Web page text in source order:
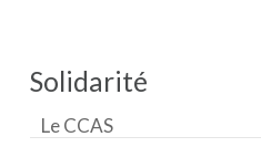
Solidarité
Le CCAS